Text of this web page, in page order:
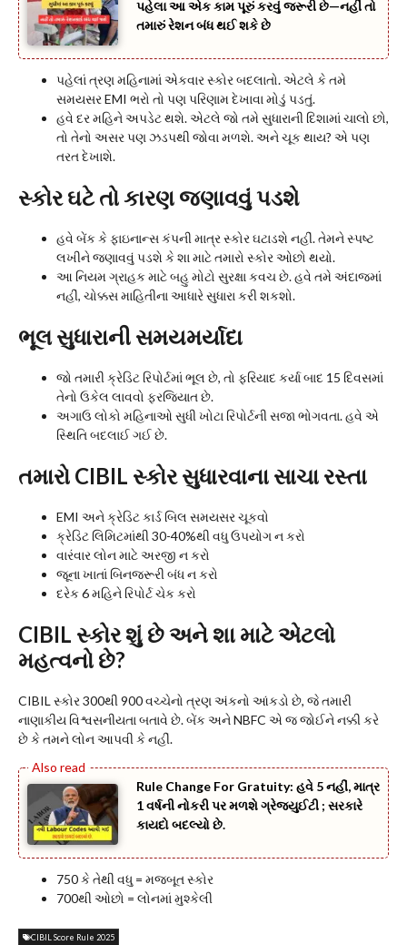
પહેલા આ એક કામ પૂરું કરવું જરૂરી છે—નહીં તો
તમારું રેશન બંધ થઈ શકે છે
પહેલાં ત્રણ મહિનામાં એકવાર સ્કોર બદલાતો. એટલે કે તમે
સમયસર EMI ભરો તો પણ પરિણામ દેખાવા મોડું પડતું.
હવે દર મહિને અપડેટ થશે. એટલે જો તમે સુધારાની દિશામાં ચાલો છો,
તો તેનો અસર પણ ઝડપથી જોવા મળશે. અને ચૂક થાય? એ પણ
તરત દેખાશે.
સ્કોર ઘટે તો કારણ જણાવવું પડશે
હવે બેંક કે ફાઇનાન્સ કંપની માત્ર સ્કોર ઘટાડશે નહીં. તેમને સ્પષ્ટ
લખીને જણાવવું પડશે કે શા માટે તમારો સ્કોર ઓછો થયો.
આ નિયમ ગ્રાહક માટે બહુ મોટો સુરક્ષા કવચ છે. હવે તમે અંદાજમાં
નહીં, ચોક્કસ માહિતીના આધારે સુધારા કરી શકશો.
ભૂલ સુધારાની સમયમર્યાદા
જો તમારી ક્રેડિટ રિપોર્ટમાં ભૂલ છે, તો ફરિયાદ કર્યા બાદ 15 દિવસમાં
તેનો ઉકેલ લાવવો ફરજિયાત છે.
અગાઉ લોકો મહિનાઓ સુધી ખોટા રિપોર્ટની સજા ભોગવતા. હવે એ
સ્થિતિ બદલાઈ ગઈ છે.
તમારો CIBIL સ્કોર સુધારવાના સાચા રસ્તા
EMI અને ક્રેડિટ કાર્ડ બિલ સમયસર ચૂકવો
ક્રેડિટ લિમિટમાંથી 30-40%થી વધુ ઉપયોગ ન કરો
વારંવાર લોન માટે અરજી ન કરો
જૂના ખાતાં બિનજરૂરી બંધ ન કરો
દરેક 6 મહિને રિપોર્ટ ચેક કરો
CIBIL સ્કોર શું છે અને શા માટે એટલો
મહત્વનો છે?
CIBIL સ્કોર 300થી 900 વચ્ચેનો ત્રણ અંકનો આંકડો છે, જે તમારી
નાણાકીય વિશ્વસનીયતા બતાવે છે. બેંક અને NBFC એ જ જોઈને નક્કી કરે
છે કે તમને લોન આપવી કે નહીં.
Rule Change For Gratuity: હવે 5 નહીં, માત્ર
1 વર્ષની નોકરી પર મળશે ગ્રેજ્યુઈટી ; સરકારે
કાયદો બદલ્યો છે.
750 કે તેથી વધુ = મજબૂત સ્કોર
700થી ઓછો = લોનમાં મુશ્કેલી
CIBIL Score Rule 2025